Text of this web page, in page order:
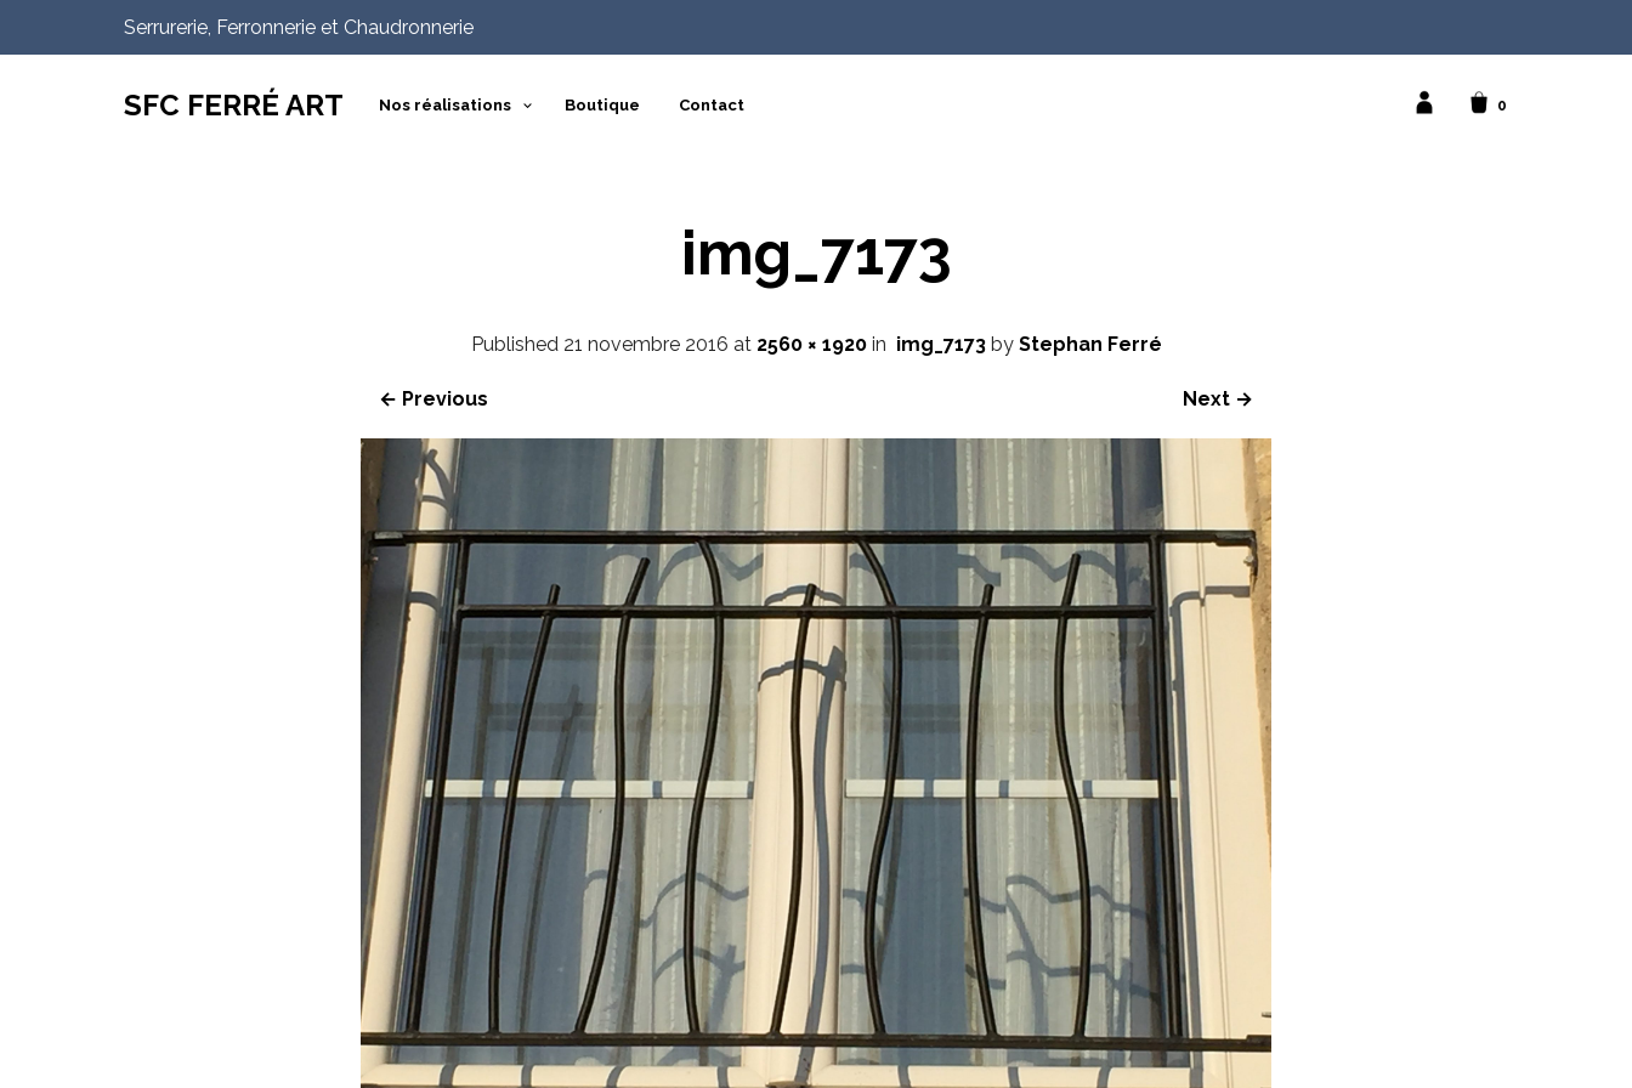
Serrurerie, Ferronnerie et Chaudronnerie
SFC FERRÉ ART Nos réalisations Boutique Contact 0
img_7173
Published 21 novembre 2016 at 2560 × 1920in img_7173by Stephan Ferré
← Previous Next →